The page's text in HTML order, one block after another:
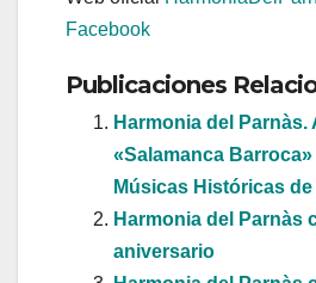
Facebook
Publicaciones
Harmonia del Parnàs.
«Salamanca
Músicas Históricas
Harmonia del Parnàs
aniversario